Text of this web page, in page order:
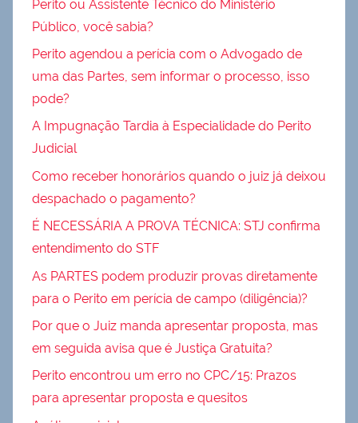
Perito ou Assistente Técnico do Ministério
Público, você sabia?
Perito agendou a perícia com o Advogado de
uma das Partes, sem informar o processo, isso
pode?
A Impugnação Tardia à Especialidade do Perito
Judicial
Como receber honorários quando o juiz já deixou
despachado o pagamento?
É NECESSÁRIA A PROVA TÉCNICA: STJ confirma
entendimento do STF
As PARTES podem produzir provas diretamente
para o Perito em perícia de campo (diligência)?
Por que o Juiz manda apresentar proposta, mas
em seguida avisa que é Justiça Gratuita?
Perito encontrou um erro no CPC/15: Prazos
para apresentar proposta e quesitos